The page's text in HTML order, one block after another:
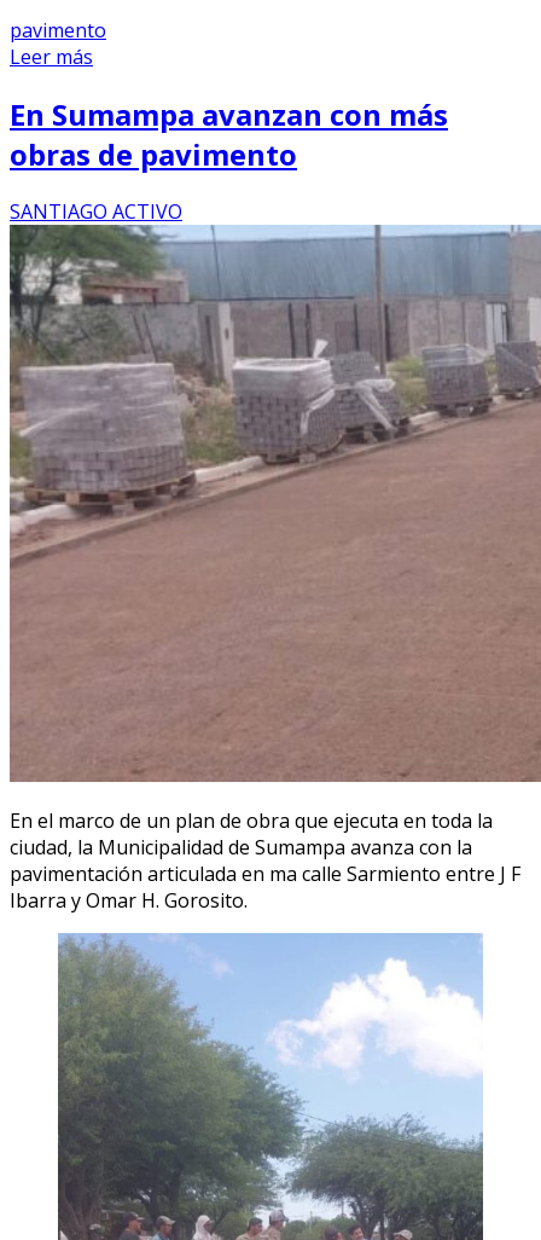
pavimento
Leer más
En Sumampa avanzan con más
obras de pavimento
SANTIAGO ACTIVO
En el marco de un plan de obra que ejecuta en toda la
ciudad, la Municipalidad de Sumampa avanza con la
pavimentación articulada en ma calle Sarmiento entre J F
Ibarra y Omar H. Gorosito.